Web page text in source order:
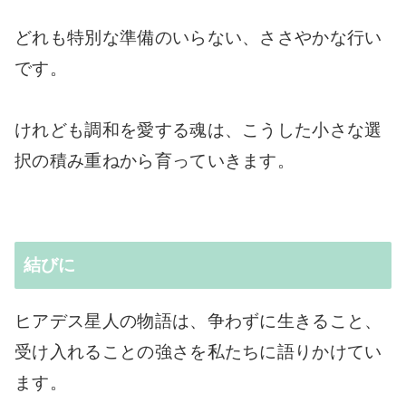
どれも特別な準備のいらない、ささやかな行い
です。
けれども調和を愛する魂は、こうした小さな選
択の積み重ねから育っていきます。
結びに
ヒアデス星人の物語は、争わずに生きること、
受け入れることの強さを私たちに語りかけてい
ます。